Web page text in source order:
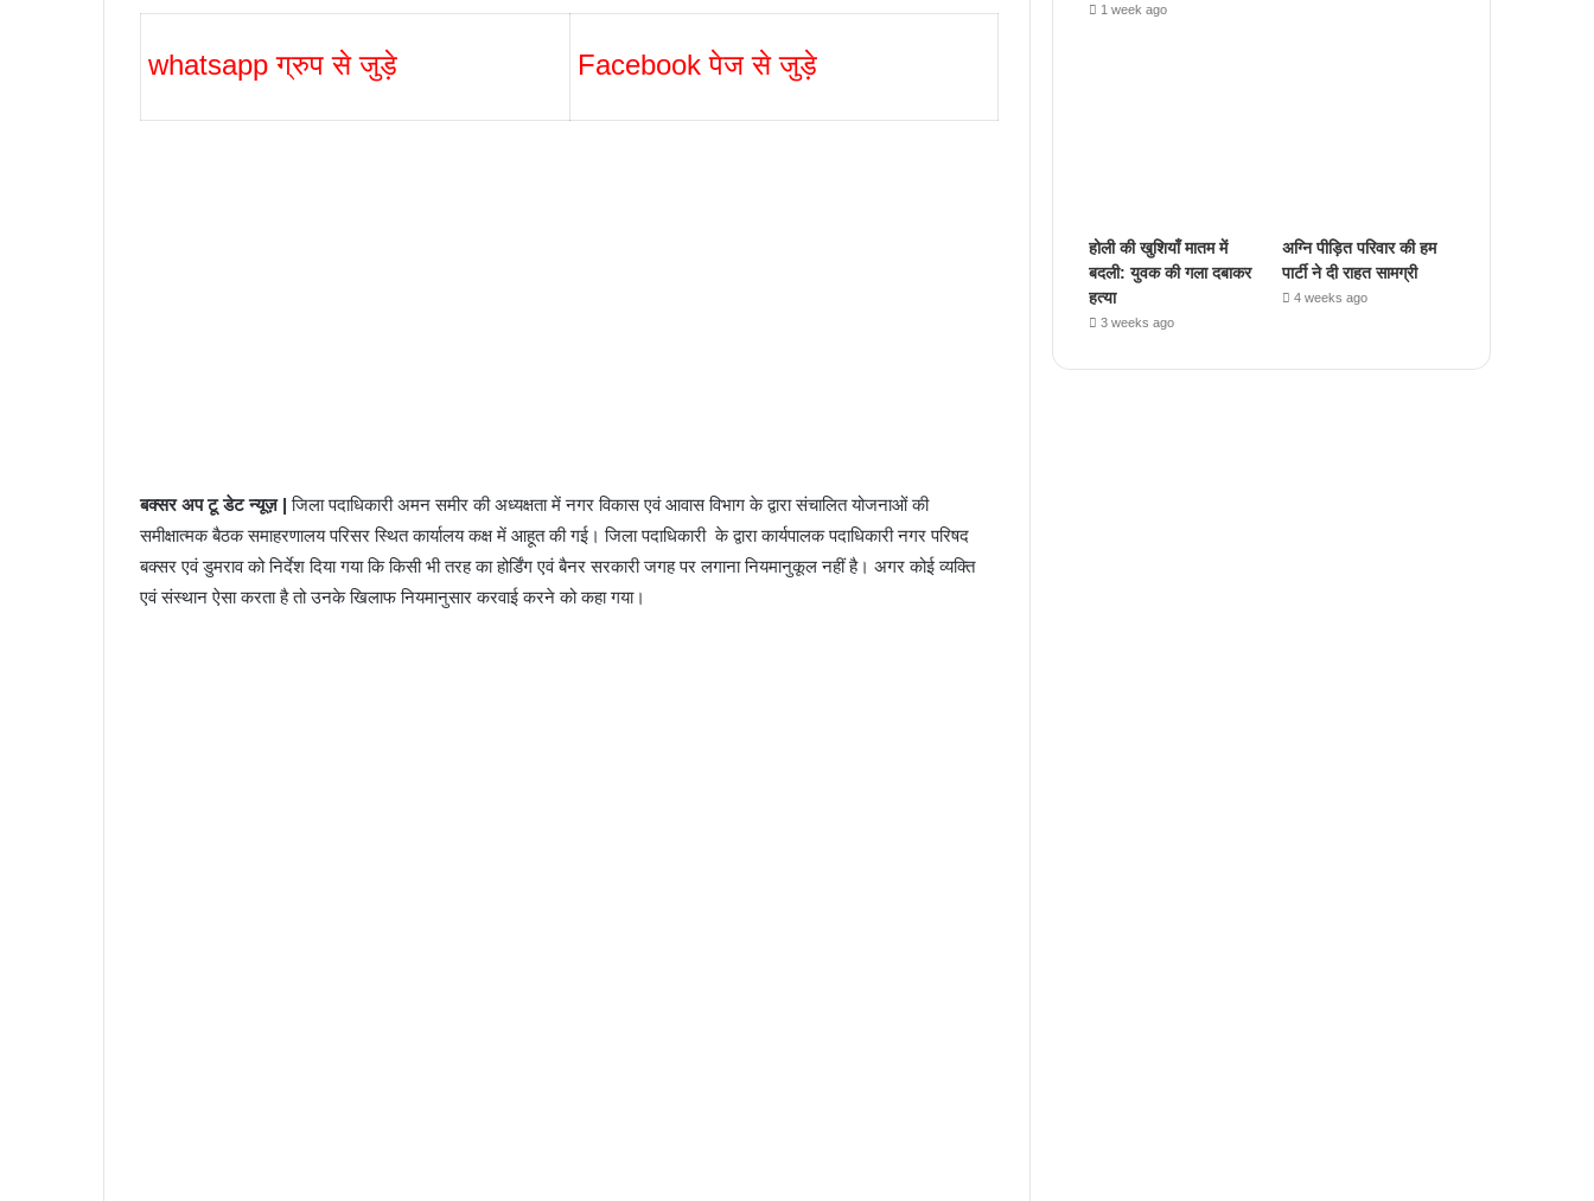
whatsapp ग्रुप से जुड़े Facebook पेज से जुड़े
बक्सर अप टू डेट न्यूज़ | जिला पदाधिकारी अमन समीर की अध्यक्षता में नगर विकास एवं आवास विभाग के द्वारा संचालित योजनाओं की
समीक्षात्मक बैठक समाहरणालय परिसर स्थित कार्यालय कक्ष में आहूत की गई। जिला पदाधिकारी के द्वारा कार्यपालक पदाधिकारी नगर परिषद
बक्सर एवं डुमराव को निर्देश दिया गया कि किसी भी तरह का होर्डिंग एवं बैनर सरकारी जगह पर लगाना नियमानुकूल नहीं है। अगर कोई व्यक्ति
एवं संस्थान ऐसा करता है तो उनके खिलाफ नियमानुसार करवाई करने को कहा गया।
1 week ago
होली की खुशियाँ मातम में
बदली: युवक की गला दबाकर
हत्या
3 weeks ago
अग्नि पीड़ित परिवार की हम
पार्टी ने दी राहत सामग्री
4 weeks ago